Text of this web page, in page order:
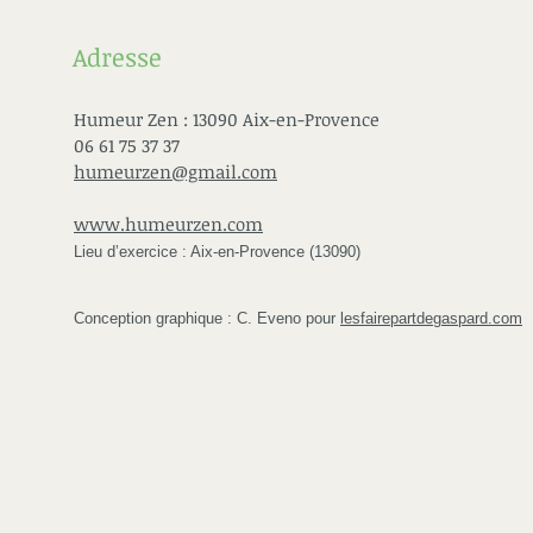
Adresse
Humeur Zen : 13090 Aix-en-Provence
06 61 75 37 37
humeurzen@gmail.com
www.humeurzen.com
Lieu d’exercice : Aix-en-Provence (13090)
Conception graphique : C. Eveno pour lesfairepartdegaspard.com